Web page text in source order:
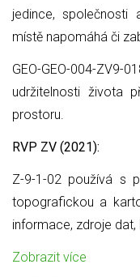
jedince, společnosti
místě napomáhá či
GEO-GEO-004-
udržitelnosti života
prostoru.
RVP ZV (2021):
Z-9-1-02 používá s
topografickou a
informace, zdroje
Zobrazit více